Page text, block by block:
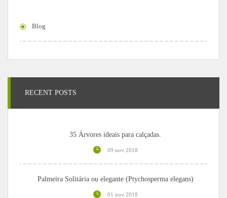
Blog
RECENT POSTS
35 Árvores ideais para calçadas.
09 nov 2018
Palmeira Solitária ou elegante (Ptychosperma elegans)
01 nov 2018